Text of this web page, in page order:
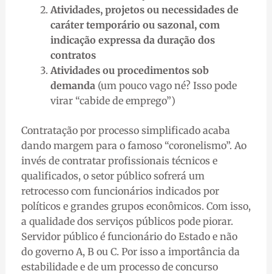
Atividades, projetos ou necessidades de
caráter temporário ou sazonal, com
indicação expressa da duração dos
contratos
Atividades ou procedimentos sob
demanda (um pouco vago né? Isso pode
virar “cabide de emprego”)
Contratação por processo simplificado acaba
dando margem para o famoso “coronelismo”. Ao
invés de contratar profissionais técnicos e
qualificados, o setor público sofrerá um
retrocesso com funcionários indicados por
políticos e grandes grupos econômicos. Com isso,
a qualidade dos serviços públicos pode piorar.
Servidor público é funcionário do Estado e não
do governo A, B ou C. Por isso a importância da
estabilidade e de um processo de concurso